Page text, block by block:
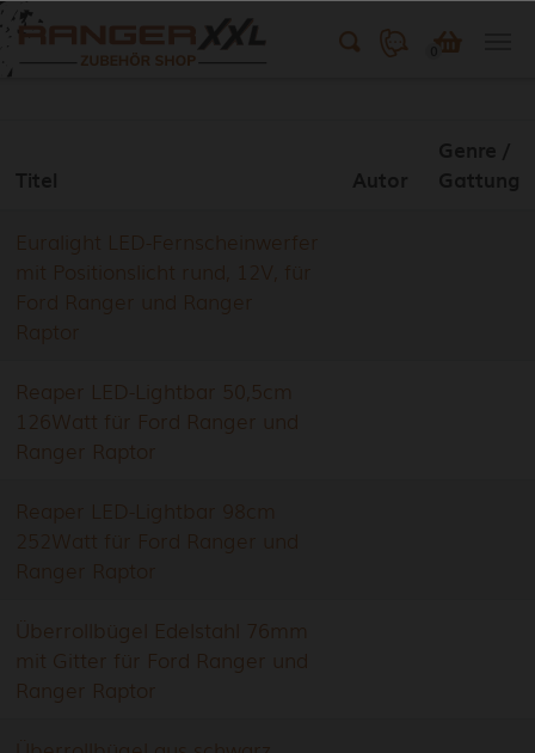
Euralight LED-Fernscheinwerfer
mit Positionslicht rund, 12V, für
Ford Ranger und Ranger
Raptor
Reaper LED-Lightbar 50,5cm
126Watt für Ford Ranger und
Ranger Raptor
Reaper LED-Lightbar 98cm
252Watt für Ford Ranger und
Ranger Raptor
Überrollbügel Edelstahl 76mm
mit Gitter für Ford Ranger und
Ranger Raptor